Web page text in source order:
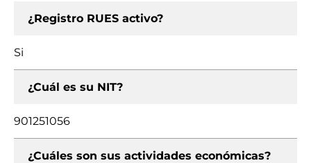
¿Registro RUES activo?
Si
¿Cuál es su NIT?
901251056
¿Cuáles son sus actividades económicas?